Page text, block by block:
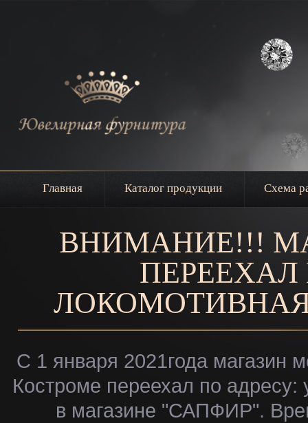
Главная Каталог продукции Схема
ВНИМАНИЕ!!!
ПЕРЕЕХАЛ
С 1 января 2021года магазин
Костроме переехал по
в магазине "САПФИР".